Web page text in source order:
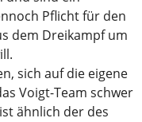
Pflicht für den
dem Dreikampf um
sich auf die eigene
Voigt-Team schwer
ähnlich der des